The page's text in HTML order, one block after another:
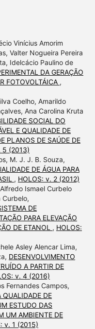
Vinícius Amorim
Valter Nogueira Pereira
Idelcácio Paulino de
DA GERAÇÃO
FOTOVOLTÁICA ,
Coelho, Amarildo
Ana Carolina Kruta
SOCIAL DO
E QUALIDADE DE
PLANOS DE SAÚDE DE
5 (2013)
M. J. J. B. Souza,
DE ÁGUA PARA
, HOLOS: v. 2 (2012)
Ismael Curbelo
Curbelo,
DE
PARA ELEVAÇÃO
DE ETANOL , HOLOS:
Asley Alencar Lima,
DESENVOLVIMENTO
A PARTIR DE
v. 4 (2016)
Fernandes Campos,
QUALIDADE DE
ESTUDO DAS
UM AMBIENTE DE
v. 1 (2015)